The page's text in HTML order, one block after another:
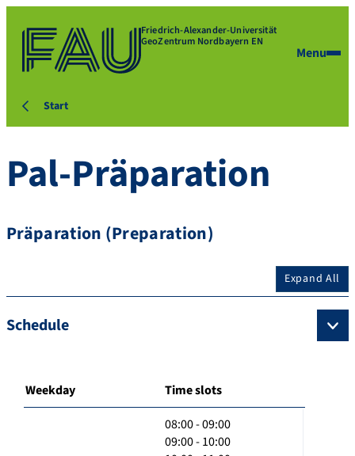
Friedrich-Alexander-Universität
GeoZentrum Nordbayern EN
Menu
Start
Pal-Präparation
Präparation (Preparation)
Expand All
Schedule
Weekday Time slots
08:00 - 09:00
09:00 - 10:00